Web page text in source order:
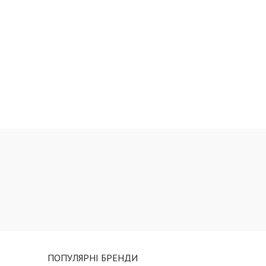
ПОПУЛЯРНІ БРЕНДИ